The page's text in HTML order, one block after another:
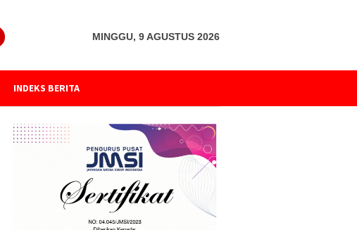
MINGGU, 9 AGUSTUS 2026
INDEKS BERITA